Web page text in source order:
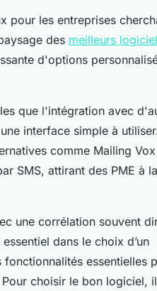
pour les entreprises
des meilleurs
d'options
que l'intégration avec
interface simple à
comme Mailing
SMS, attirant des PME à la
une corrélation souvent
dans le choix d’un
essentielles
choisir le bon logiciel,